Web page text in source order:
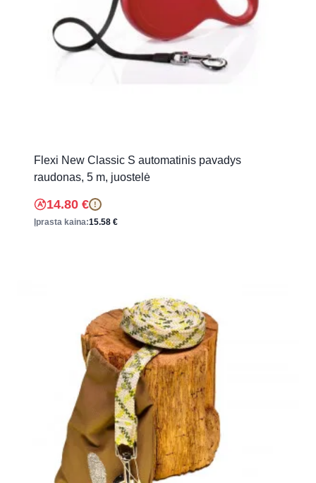
Flexi New Classic S automatinis pavadys
raudonas, 5 m, juostelė
14.80 € !
Įprasta kaina:15.58 €